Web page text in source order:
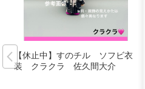
【休止中】すのチル ソフビ衣
装 クラクラ 佐久間大介